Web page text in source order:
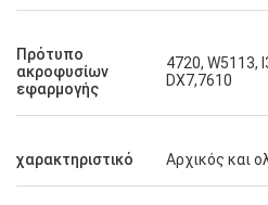
Πρότυπο
ακροφυσίων
εφαρμογής
4720, W5113,
DX7,7610
χαρακτηριστικό Αρχικός και